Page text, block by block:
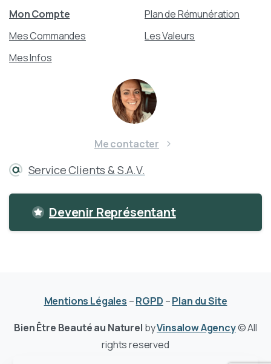
Mon Compte
Mes Commandes
Mes Infos
Plan de Rémunération
Les Valeurs
Me contacter
Service Clients & S.A.V.
Devenir Représentant
Mentions Légales –RGPD –Plan du Site
Bien Être Beauté au Naturel byVinsalow Agency© All
rights reserved